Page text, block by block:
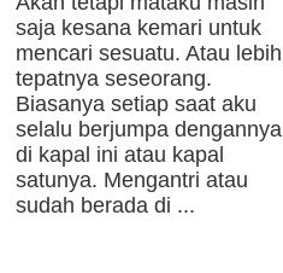
saja kesana kemari untuk
mencari sesuatu. Atau lebih
tepatnya seseorang.
Biasanya setiap saat aku
selalu berjumpa dengannya
di kapal ini atau kapal
satunya. Mengantri atau
sudah berada di ...